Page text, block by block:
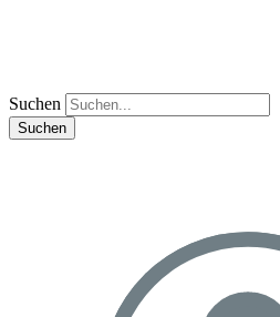
Suchen
Suchen